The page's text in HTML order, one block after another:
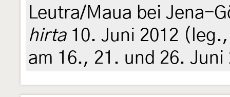
Leutra/Maua bei Jena-
hirta10. Juni 2012
am 16., 21. und 26.